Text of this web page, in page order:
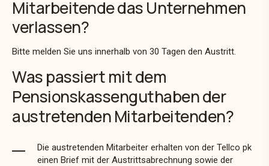
Mitarbeitende das Unternehmen
verlassen?
Bitte melden Sie uns innerhalb von 30 Tagen den Austritt.
Was passiert mit dem
Pensionskassenguthaben der
austretenden Mitarbeitenden?
Die austretenden Mitarbeiter erhalten von der Tellco pk
einen Brief mit der Austrittsabrechnung sowie der